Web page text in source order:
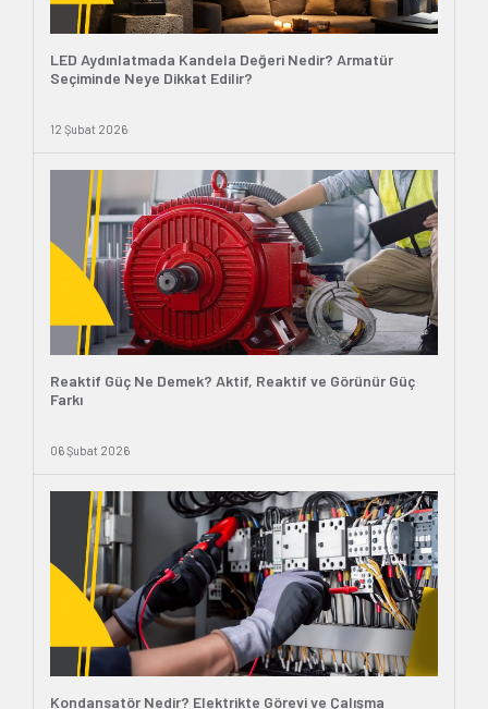
LED Aydınlatmada Kandela Değeri Nedir? Armatür
Seçiminde Neye Dikkat Edilir?
12 Şubat 2026
Reaktif Güç Ne Demek? Aktif, Reaktif ve Görünür Güç
Farkı
06 Şubat 2026
Kondansatör Nedir? Elektrikte Görevi ve Çalışma